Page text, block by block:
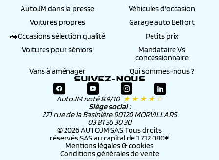
AutoJM dans la presse
Véhicules d'occasion
Voitures propres
Garage auto Belfort
🚗Occasions sélection qualité
Petits prix
Voitures pour séniors
Mandataire Vs
concessionnaire
Vans à aménager
Qui sommes-nous ?
SUIVEZ-NOUS
AutoJM noté 8.9/10 ★ ★ ★ ★ ☆
Siège social :
271 rue de la Basinière 90120 MORVILLARS
03 81 36 30 30
© 2026 AUTOJM SAS Tous droits
réservés SAS au capital de 1 712 080€
Mentions légales & cookies
Conditions générales de vente